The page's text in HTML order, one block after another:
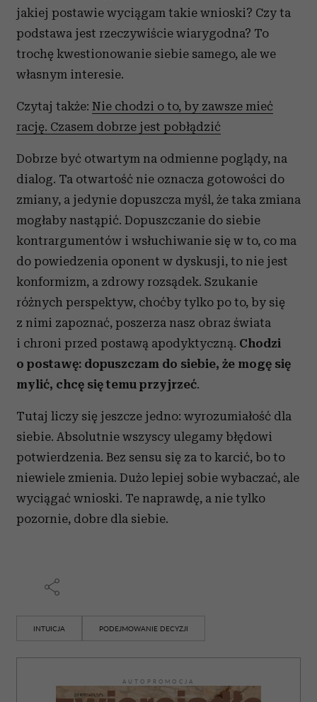
jakiej postawie wyciągam takie wnioski? Czy ta
podstawa jest rzeczywiście wiarygodna? To
trochę kwestionowanie siebie samego, ale we
własnym interesie.
Czytaj także: Nie chodzi o to, by zawsze mieć
rację. Czasem dobrze jest pobłądzić
Dobrze być otwartym na odmienne poglądy, na
dialog. Ta otwartość nie oznacza gotowości do
zmiany, a jedynie dopuszcza myśl, że taka zmiana
mogłaby nastąpić. Dopuszczanie do siebie
kontrargumentów i wsłuchiwanie się w to, co ma
do powiedzenia oponent w dyskusji, to nie jest
konformizm, a zdrowy rozsądek. Szukanie
różnych perspektyw, choćby tylko po to, by się
z nimi zapoznać, poszerza nasz obraz świata
i chroni przed postawą apodyktyczną. Chodzi
o postawę: dopuszczam do siebie, że mogę się
mylić, chcę się temu przyjrzeć.
Tutaj liczy się jeszcze jedno: wyrozumiałość dla
siebie. Absolutnie wszyscy ulegamy błędowi
potwierdzenia. Bez sensu się za to karcić, bo to
niewiele zmienia. Dużo lepiej sobie wybaczać, ale
wyciągać wnioski. Te naprawdę, a nie tylko
pozornie, dobre dla siebie.
INTUICJA PODEJMOWANIE DECYZJI
AUTOPROMOCJA